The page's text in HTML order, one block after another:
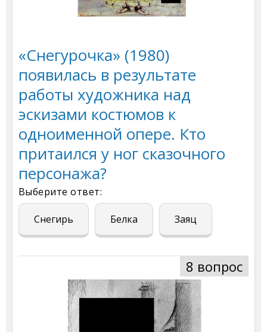
«Снегурочка» (1980)
появилась в результате
работы художника над
эскизами костюмов к
одноименной опере. Кто
притаился у ног сказочного
персонажа?
Выберите ответ:
Снегирь Белка Заяц
8 вопрос